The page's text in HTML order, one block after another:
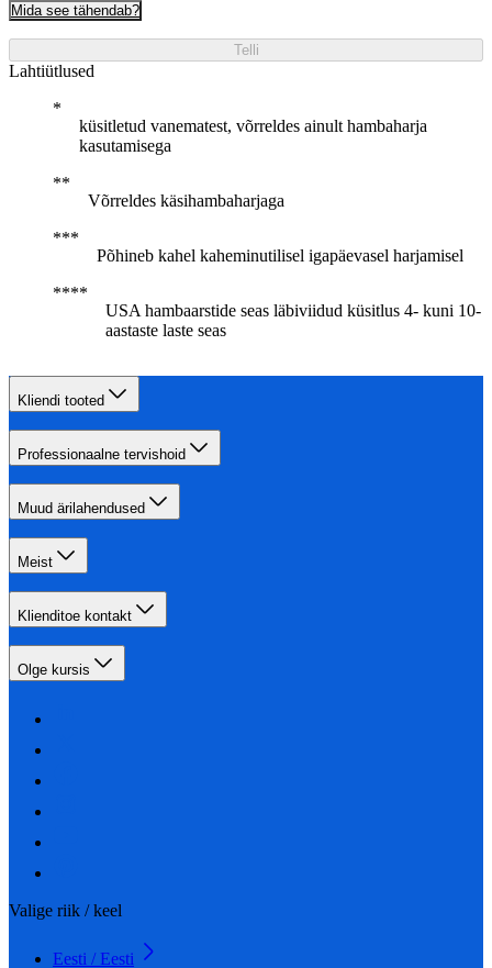
Mida see tähendab?
Telli
Lahtiütlused
küsitletud vanematest, võrreldes ainult hambaharja
kasutamisega
Võrreldes käsihambaharjaga
Põhineb kahel kaheminutilisel igapäevasel harjamisel
USA hambaarstide seas läbiviidud küsitlus 4- kuni 10-
aastaste laste seas
Kliendi tooted
Professionaalne tervishoid
Muud ärilahendused
Meist
Klienditoe kontakt
Olge kursis
Valige riik / keel
Eesti / Eesti